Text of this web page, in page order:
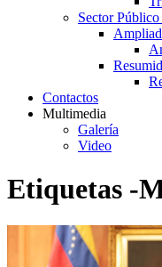
Sector
Contactos
Multimedia
Galería
Video
Etiquetas -